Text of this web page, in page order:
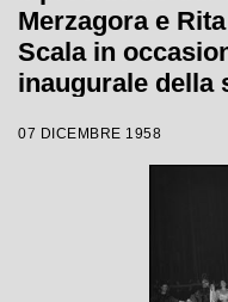
Merzagora e
Scala in
inaugurale della
Puccini, diretta
regia di
07 DICEMBRE 1958